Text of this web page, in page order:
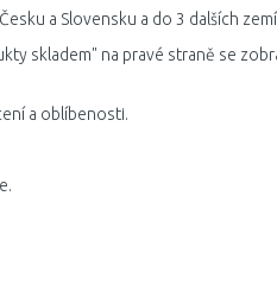
a Slovensku a do 3 dalších
skladem" na pravé straně se
a oblíbenosti.